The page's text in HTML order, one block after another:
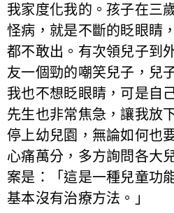
我家度化我的。孩子在三
怪病，就是不斷的眨眼睛
都不敢出。有次領兒子到
友一個勁的嘲笑兒子，兒
我也不想眨眼睛，可是自
先生也非常焦急，讓我放
停上幼兒園，無論如何也
心痛萬分，多方詢問各大
案是：「這是一種兒童功
基本沒有治療方法。」